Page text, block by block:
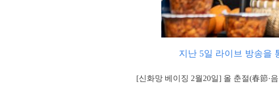
지난 5일 라이브 방송을
[신화망 베이징 2월20일] 올 춘절(春節·